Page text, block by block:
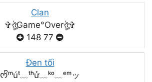
Clan
✞ঔৣGame°Overঔৣ✞
148 77
Đen tối
ᰔᩚᵐúᵗ﹏ᵗʰử﹏ᵏᵒ﹏ᵉᵐッ